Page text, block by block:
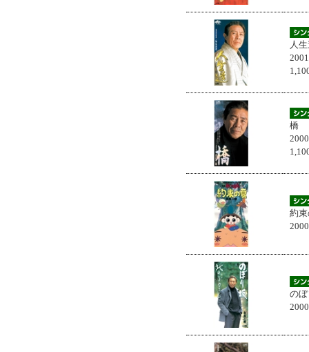
人
橋
約
の